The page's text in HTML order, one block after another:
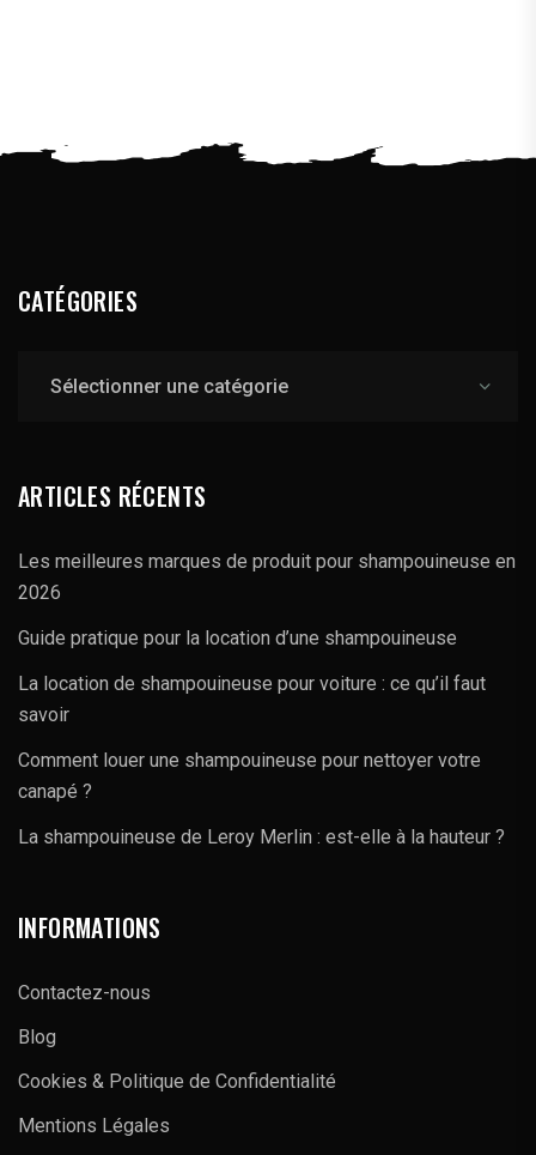
CATÉGORIES
ARTICLES RÉCENTS
Les meilleures marques de produit pour shampouineuse en
2026
Guide pratique pour la location d’une shampouineuse
La location de shampouineuse pour voiture : ce qu’il faut
savoir
Comment louer une shampouineuse pour nettoyer votre
canapé ?
La shampouineuse de Leroy Merlin : est-elle à la hauteur ?
INFORMATIONS
Contactez-nous
Blog
Cookies & Politique de Confidentialité
Mentions Légales